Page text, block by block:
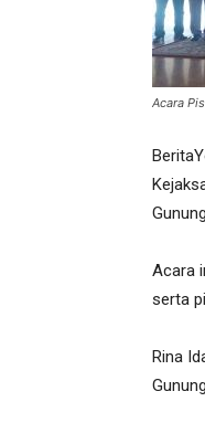
Acara
Acara
serta
Rina